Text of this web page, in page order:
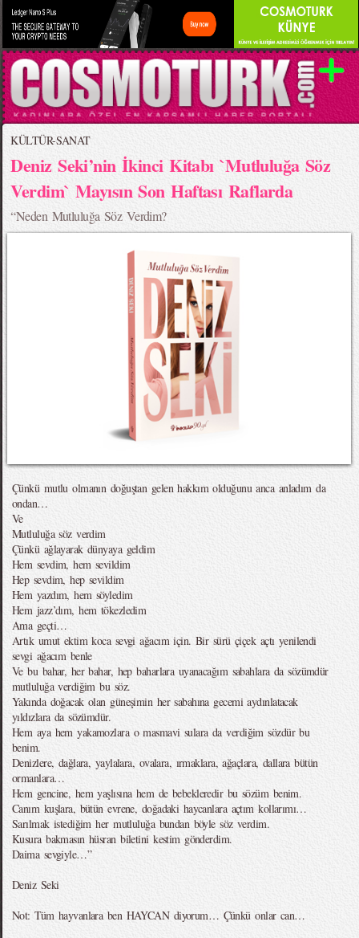
KÜLTÜR-SANAT
Deniz Seki’nin İkinci Kitabı `Mutluluğa Söz
Verdim` Mayısın Son Haftası Raflarda
“Neden Mutluluğa Söz Verdim?
Çünkü mutlu olmanın doğuştan gelen hakkım olduğunu anca anladım da
ondan…
Ve
Mutluluğa söz verdim
Çünkü ağlayarak dünyaya geldim
Hem sevdim, hem sevildim
Hep sevdim, hep sevildim
Hem yazdım, hem söyledim
Hem jazz’dım, hem tökezledim
Ama geçti…
Artık umut ektim koca sevgi ağacım için. Bir sürü çiçek açtı yenilendi
sevgi ağacım benle
Ve bu bahar, her bahar, hep baharlara uyanacağım sabahlara da sözümdür
mutluluğa verdiğim bu söz.
Yakında doğacak olan güneşimin her sabahına gecemi aydınlatacak
yıldızlara da sözümdür.
Hem aya hem yakamozlara o masmavi sulara da verdiğim sözdür bu
benim.
Denizlere, dağlara, yaylalara, ovalara, ırmaklara, ağaçlara, dallara bütün
ormanlara…
Hem gencine, hem yaşlısına hem de bebekleredir bu sözüm benim.
Canım kuşlara, bütün evrene, doğadaki haycanlara açtım kollarımı…
Sarılmak istediğim her mutluluğa bundan böyle söz verdim.
Kusura bakmasın hüsran biletini kestim gönderdim.
Daima sevgiyle…”
Deniz Seki
Not: Tüm hayvanlara ben HAYCAN diyorum… Çünkü onlar can…